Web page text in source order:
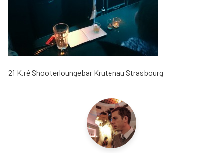
21 K.ré Shooterloungebar Krutenau Strasbourg